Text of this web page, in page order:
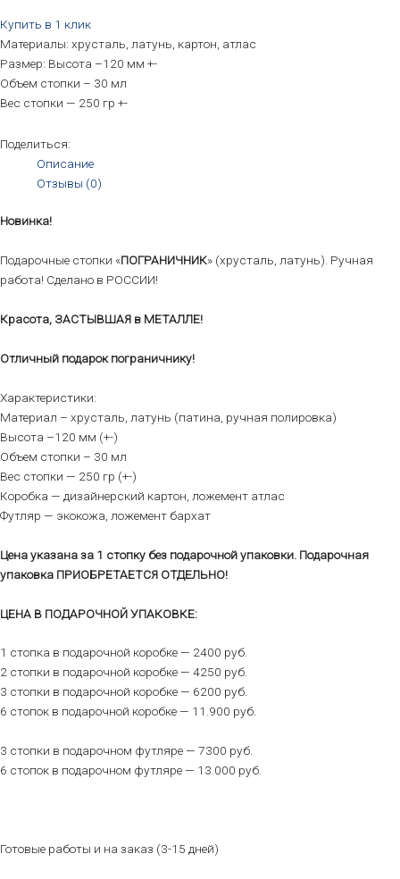
Купить в 1 клик
Материалы: хрусталь, латунь, картон, атлас
Размер: Высота –120 мм +-
Объем стопки – 30 мл
Вес стопки — 250 гр +-
Поделиться:
Описание
Отзывы (0)
Новинка!
Подарочные стопки «ПОГРАНИЧНИК» (хрусталь, латунь). Ручная
работа! Сделано в РОССИИ!
Красота, ЗАСТЫВШАЯ в МЕТАЛЛЕ!
Отличный подарок пограничнику!
Характеристики:
Материал – хрусталь, латунь (патина, ручная полировка)
Высота –120 мм (+-)
Объем стопки – 30 мл
Вес стопки — 250 гр (+-)
Коробка — дизайнерский картон, ложемент атлас
Футляр — экокожа, ложемент бархат
Цена указана за 1 стопку без подарочной упаковки. Подарочная
упаковка ПРИОБРЕТАЕТСЯ ОТДЕЛЬНО!
ЦЕНА В ПОДАРОЧНОЙ УПАКОВКЕ:
1 стопка в подарочной коробке — 2400 руб.
2 стопки в подарочной коробке — 4250 руб.
3 стопки в подарочной коробке — 6200 руб.
6 стопок в подарочной коробке — 11.900 руб.
3 стопки в подарочном футляре — 7300 руб.
6 стопок в подарочном футляре — 13.000 руб.
Готовые работы и на заказ (3-15 дней)